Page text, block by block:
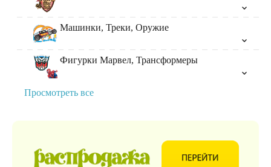
Машинки, Треки, Оружие
Фигурки Марвел, Трансформеры
Просмотреть все